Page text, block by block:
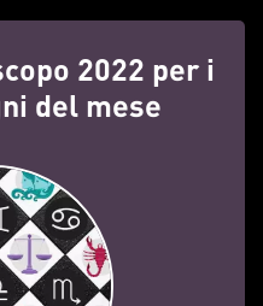
2022 per i
del mese